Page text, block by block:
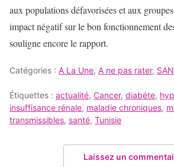
aux populations défavorisées et aux
impact négatif sur le bon fonctionnement
souligne encore le rapport.
Catégories : A La Une, A ne pas rater,
Étiquettes : actualité, Cancer, diabéte,
insuffisance rénale, maladie chroniques,
transmissibles, santé, Tunisie
Laissez un